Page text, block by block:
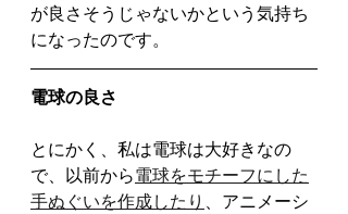
が良さそうじゃないかという気持ち
になったのです。
電球の良さ
とにかく、私は電球は大好きなの
で、以前から電球をモチーフにした
手ぬぐいを作成したり 、アニメーシ